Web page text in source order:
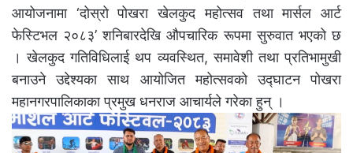
आयोजनामा ‘दोस्रो पोखरा खेलकुद महोत्सव तथा मार्सल आर्ट
फेस्टिभल २०८३’ शनिबारदेखि औपचारिक रूपमा सुरुवात भएको छ
। खेलकुद गतिविधिलाई थप व्यवस्थित, समावेशी तथा प्रतिभामुखी
बनाउने उद्देश्यका साथ आयोजित महोत्सवको उद्घाटन पोखरा
महानगरपालिकाका प्रमुख धनराज आचार्यले गरेका हुन् ।